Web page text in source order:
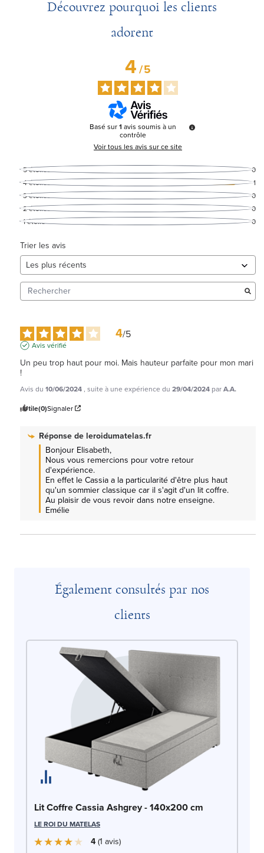
Découvrez pourquoi les clients
adorent
4/5
Basé sur1avis soumis à un
contrôle
Voir tous les avis sur ce site
5étoiles
0
4étoiles
1
3étoiles
0
2étoiles
0
1étoile 0
Trier les avis
4/5
Avis vérifié
Un peu trop haut pour moi. Mais hauteur parfaite pour mon mari
!
Avis du 10/06/2024, suite à une expérience du 29/04/2024 parA.A.
Utile(0)Signaler
Réponse deleroidumatelas.fr
Bonjour Elisabeth,
Nous vous remercions pour votre retour
d'expérience.
En effet le Cassia a la particularité d'être plus haut
qu'un sommier classique car il s'agit d'un lit coffre.
Au plaisir de vous revoir dans notre enseigne.
Emélie
Également consultés par nos
clients
Lit Coffre Cassia Ashgrey - 140x200 cm
LE ROI DU MATELAS
4 1 avis